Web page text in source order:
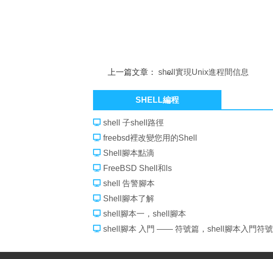
上一篇文章：shell實現Unix進程間信息
SHELL編程
shell 子shell路徑
freebsd裡改變您用的Shell
Shell腳本點滴
FreeBSD Shell和ls
shell 告警腳本
Shell腳本了解
shell腳本一，shell腳本
shell腳本 入門 —— 符號篇，shell腳本入門符號